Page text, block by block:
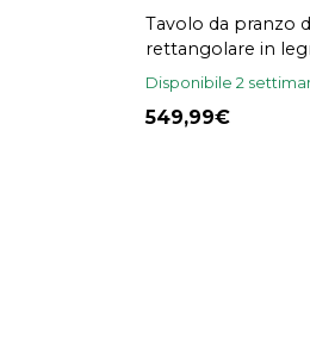
Tavolo da pranzo
rettangolare in
noce L200 cm
Disponibile 2
549,99